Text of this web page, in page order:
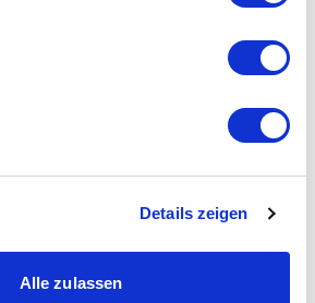
Details zeigen
Alle zulassen